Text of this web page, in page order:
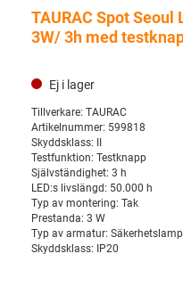
TAURAC Spot
3W/ 3h med
Ej i lager
Tillverkare: TAURAC
Artikelnummer: 599818
Skyddsklass:
Testfunktion: Testknapp
Självständighet: 3 h
LED:s livslängd: 50.000 h
Typ av montering: Tak
Prestanda: 3 W
Typ av armatur:
Skyddsklass:
IP20